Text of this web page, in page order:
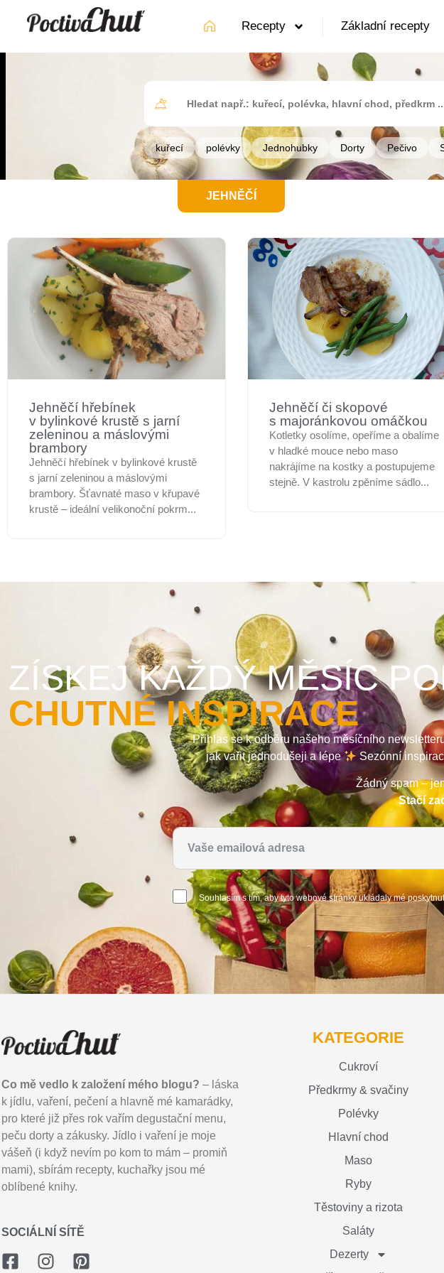
Recepty Základní recepty
kuřecí polévky Jednohubky Dorty Pečivo
JEHNĚČÍ
Jehněčí hřebínek
v bylinkové krustě s jarní
zeleninou a máslovými
brambory
Jehněčí hřebínek v bylinkové krustě
s jarní zeleninou a máslovými
brambory. Šťavnaté maso v křupavé
krustě – ideální velikonoční pokrm...
Jehněčí či skopové
s majoránkovou omáčkou
Kotletky osolíme, opeříme a obalíme
v hladké mouce nebo maso
nakrájíme na kostky a postupujeme
stejně. V kastrolu zpěníme sádlo...
ZÍSKEJ KAŽDÝ MĚSÍC
CHUTNÉ INSPIRACE
Přihlas se k odběru našeho měsíčního
jak vařit jednodušeji a lépe
Sezónní
Žádný spam –
Stačí
Souhlasím s tím, aby tyto webové stránky ukládaly mé
Co mě vedlo k založení mého blogu? – láska
k jídlu, vaření, pečení a hlavně mé kamarádky,
pro které již přes rok vařím degustační menu,
peču dorty a zákusky. Jídlo i vaření je moje
vášeň (i když nevím po kom to mám – promiň
mami), sbírám recepty, kuchařky jsou mé
oblíbené knihy.
SOCIÁLNÍ SÍTĚ
KATEGORIE
Cukroví
Předkrmy & svačiny
Polévky
Hlavní chod
Maso
Ryby
Těstoviny a rizota
Saláty
Dezerty